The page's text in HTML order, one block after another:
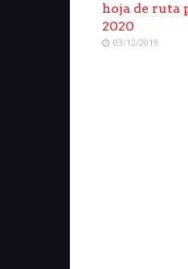
hoja de ruta
2020
03/12/2019